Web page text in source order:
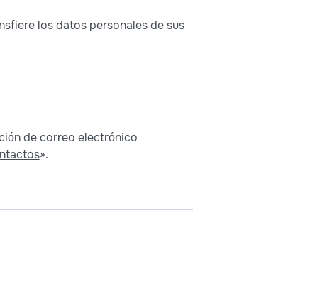
los datos personales de sus
de correo electrónico
».